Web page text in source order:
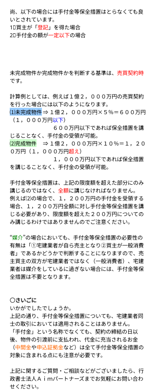
尚、以下の場合には手付金等保全措置はとらなくても良
いとされています。
1⃣買主が「登記」を得た場合
2⃣手付金の額が一定以下の場合
未完成物件か完成物件かを判断する基準は、 売買契約時
です。
計算例としては、例えば１億２，０００万円の売買契約
を行った場合には以下のようになります。
⑴未完成物件 ⇒ １億２，０００万円×５％＝６００万円
（１，０００万円以下）
６００万円以下であれば保全措置を講
じることなく、手付金の受領が可能。
⑵完成物件 ⇒ １億２，０００万円×１０％＝１，２０
０万円（１，０００万円超え）
１，０００万円以下であれば保全措置
を講じることなく、手付金の受領が可能。
手付金等保全措置は、上記の限度額を超えた部分にのみ
講じるのではなく、 全額に講じなければなりません。
例えば⑵の場合で、１，２００万円の手付金を受領する
場合、１，２００万円全額に対し手付金等保全措置を講
じる必要があり、限度額を超えた２００万円についての
み講じるわけではありませんのでご注意ください。
“媒介”の場合においても、手付金等保全措置の必要性の
有無は「①宅建業者が自ら売主となり②買主が一般消費
者」であるかどうかで判断することになりますので、売
主買主の双方が宅建業者ではなく（一般消費者）、宅建
業者は媒介をしているに過ぎない場合には、手付金等保
全措置は不要となります。
○さいごに
いかがでしたでしょうか。
上記の通り、手付金等保全措置についても、宅建業者同
士の取引においては適用されることはありません。
「手付金」という名称でなくても、契約の締結の日以
後、物件の引渡前に支払われ、代金に充当されるお金
（中間金や申込証拠金など）は全て手付金等保全措置の
対象に含まれる点にも注意が必要です。
上記に関するご質問・ご相談などがございましたら、行
政書士法人Ａｉｍパートナーズまでお気軽にお問い合わ
せください。